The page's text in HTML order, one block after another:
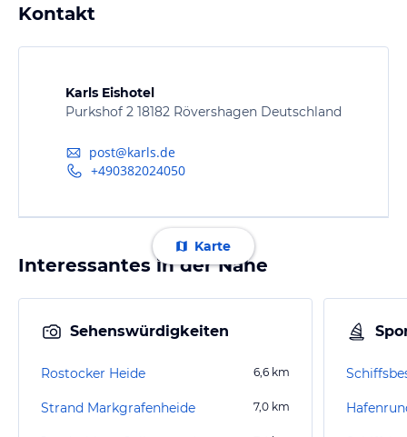
Kontakt
Karls Eishotel
Purkshof 2 18182 Rövershagen Deutschland
post@karls.de
+490382024050
Karte
Interessantes in der Nähe
Sehenswürdigkeiten
Rostocker Heide 6,6 km
Strand Markgrafenheide 7,0 km